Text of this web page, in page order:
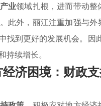
业领域扎根，进而带动
此外，丽江注重加强与
找到更好的发展机会。
续增长。
济困境：财政